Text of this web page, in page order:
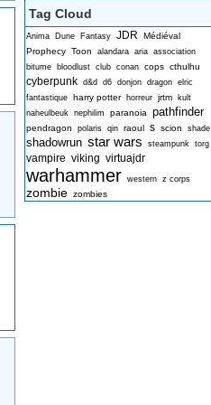
Tag Cloud
Anima Dune Fantasy JDR
Médiéval
Prophecy Toon alandara aria association
bitume
bloodlust club conan cops cthulhu
cyberpunk d&d d6 donjon dragon elric
fantastique harry potter horreur jrtm
kult
naheulbeuk nephilim paranoia pathfinder
pendragon polaris qin raoul s scion shade
shadowrun star wars steampunk torg
vampire viking virtuajdr
warhammer western z corps
zombie zombies